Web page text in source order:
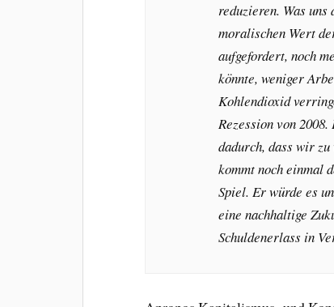
reduzieren. Was
moralischen Wert
aufgefordert, noch
könnte, weniger
Kohlendioxid
Rezession von
dadurch, dass wir
kommt noch einmal
Spiel. Er würde es
eine nachhaltige
Schuldenerlass in